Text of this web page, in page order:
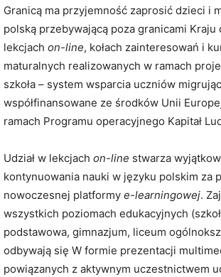
Granicą ma przyjemność zaprosić dzieci i
polską przebywającą poza granicami Kraju
lekcjach on-line, kołach zainteresowań i
maturalnych realizowanych w ramach
szkoła – system wsparcia uczniów
współfinansowane ze środków Unii
ramach Programu operacyjnego Kapitał
Udział w lekcjach on-line stwarza
kontynuowania nauki w języku polskim za
nowoczesnej platformy e-learningowej.
wszystkich poziomach edukacyjnych
podstawowa, gimnazjum, liceum
odbywają się W formie prezentacji
powiązanych z aktywnym uczestnictwem